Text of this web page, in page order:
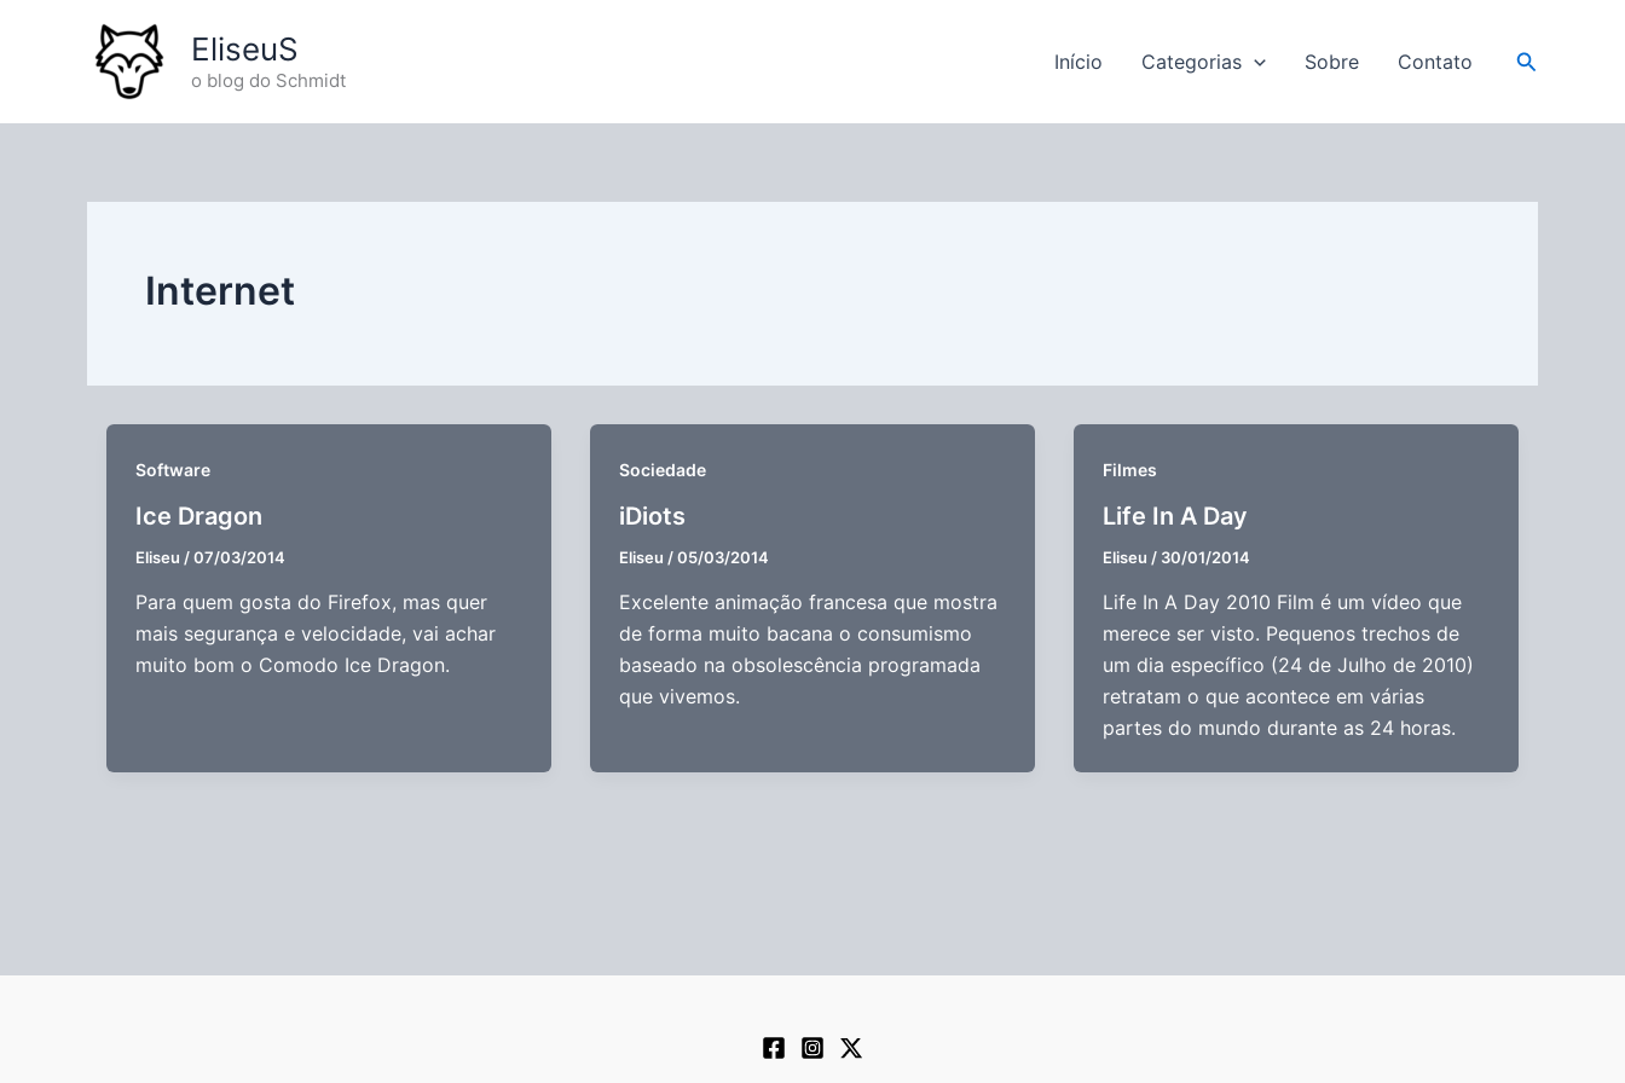
EliseuS
o blog do Schmidt
Início Categorias Sobre Contato Pesquisar
Internet
Software
Ice Dragon
Eliseu /07/03/2014
Para quem gosta do Firefox, mas quer
mais segurança e velocidade, vai achar
muito bom o Comodo Ice Dragon.
Sociedade
iDiots
Eliseu /05/03/2014
Excelente animação francesa que mostra
de forma muito bacana o consumismo
baseado na obsolescência programada
que vivemos.
Filmes
Life In A Day
Eliseu / 30/01/2014
Life In A Day 2010 Film é um vídeo que
merece ser visto. Pequenos trechos de
um dia específico (24 de Julho de 2010)
retratam o que acontece em várias
partes do mundo durante as 24 horas.